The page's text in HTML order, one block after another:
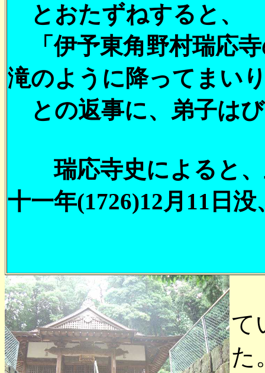
とおたずねすると、
「伊予東角野村瑞応
滝のように降ってまい
との返事に、弟子は
瑞応寺史によると、
十一年(1726)12月11日
て
た